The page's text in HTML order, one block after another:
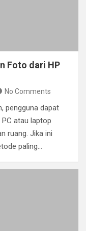
Foto dari HP
No Comments
pengguna dapat
atau laptop
ruang. Jika ini
paling…